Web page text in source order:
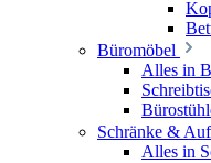
Büromöbel
Alles in
Schränke &
Alles in